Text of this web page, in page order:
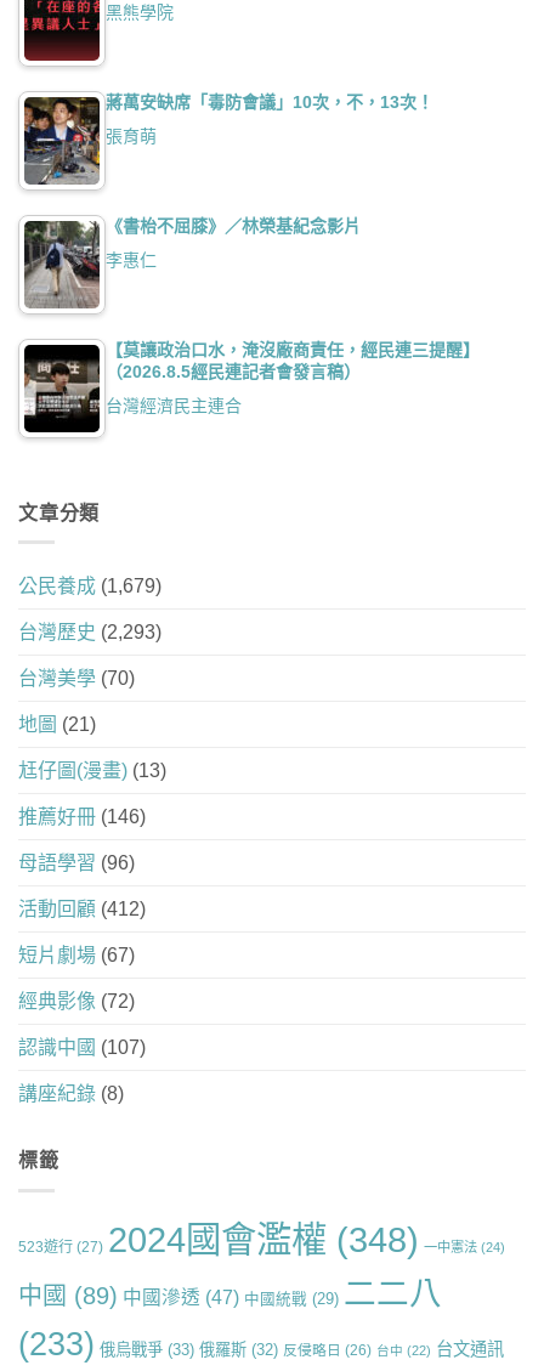
黑熊學院
蔣萬安缺席「毒防會議」10次，不，13次！
張育萌
《書枱不屈膝》／林榮基紀念影片
李惠仁
【莫讓政治口水，淹沒廠商責任，經民連三提醒】
（2026.8.5經民連記者會發言稿）
台灣經濟民主連合
文章分類
公民養成 (1,679)
台灣歷史 (2,293)
台灣美學 (70)
地圖 (21)
尪仔圖(漫畫) (13)
推薦好冊 (146)
母語學習 (96)
活動回顧 (412)
短片劇場 (67)
經典影像 (72)
認識中國 (107)
講座紀錄 (8)
標籤
523遊行 (27) 2024國會濫權 (348) 一中憲法 (24)
中國 (89) 中國滲透 (47) 中國統戰 (29) 二二八
(233) 俄烏戰爭 (33) 俄羅斯 (32) 反侵略日 (26) 台中 (22) 台文通訊